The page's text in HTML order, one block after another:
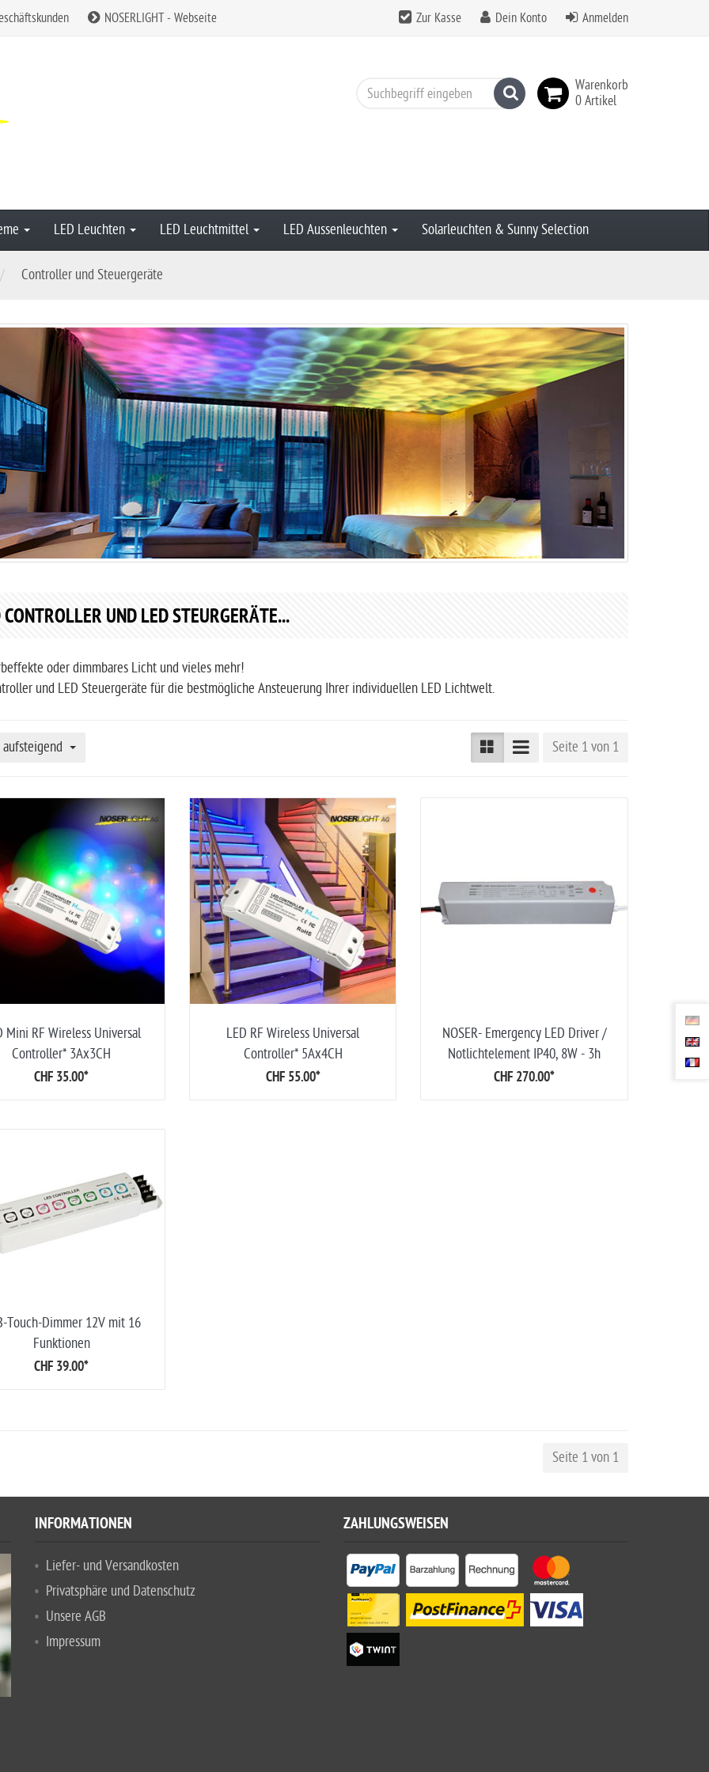
NOSERLIGHT - Webseite Zur Kasse Dein Konto Anmelden
Warenkorb
0 Artikel
Suchen
LED Leuchten LED Leuchtmittel LED Aussenleuchten Solarleuchten & Sunny Selection
Controller und Steuergeräte
UND LED STEURGERÄTE...
oder dimmbares Licht und vieles mehr!
und LED Steuergeräte für die bestmögliche Ansteuerung Ihrer individuellen LED Lichtwelt.
Seite 1 von 1
Mini RF Wireless Universal
Controller* 3Ax3CH
CHF 35.00*
LED RF Wireless Universal
Controller* 5Ax4CH
CHF 55.00*
NOSER- Emergency LED Driver /
Notlichtelement IP40, 8W - 3h
CHF 270.00*
Touch-Dimmer 12V mit 16
Funktionen
CHF 39.00*
Seite 1 von 1
INFORMATIONEN
Liefer- und Versandkosten
Privatsphäre und Datenschutz
Unsere AGB
Impressum
ZAHLUNGSWEISEN